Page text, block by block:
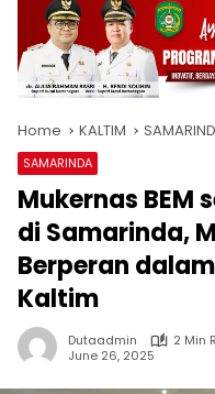
Home KALTIM
SAMARINDA
Mukernas BEM
di Samarinda,
Berperan
Kaltim
Dutaadmin
2 Min
June 26, 2025